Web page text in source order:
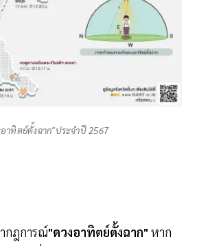
าทิตย์ตั้งฉาก"ประจำปี 2567
กฎการณ์"ดวงอาทิตย์ตั้งฉาก" หาก